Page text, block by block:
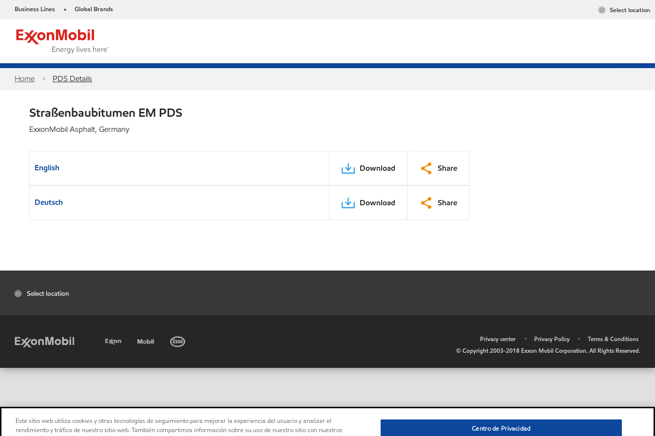
Business Lines • Global Brands Select location
Home PDS Details
Straßenbaubitumen EM PDS
ExxonMobil Asphalt, Germany
English Download Share
Deutsch Download Share
Select location
Privacy center • Privacy Policy •
Terms & Conditions
© Copyright 2003-2018 Exxon Mobil Corporation. All Rights Reserved.
Este sitio web utiliza cookies y otras tecnologías de seguimiento para mejorar la experiencia del usuario y analizar el
rendimiento y tráfico de nuestro sitio web. También compartimos información sobre su uso de nuestro sitio con nuestros
Centro de Privacidad